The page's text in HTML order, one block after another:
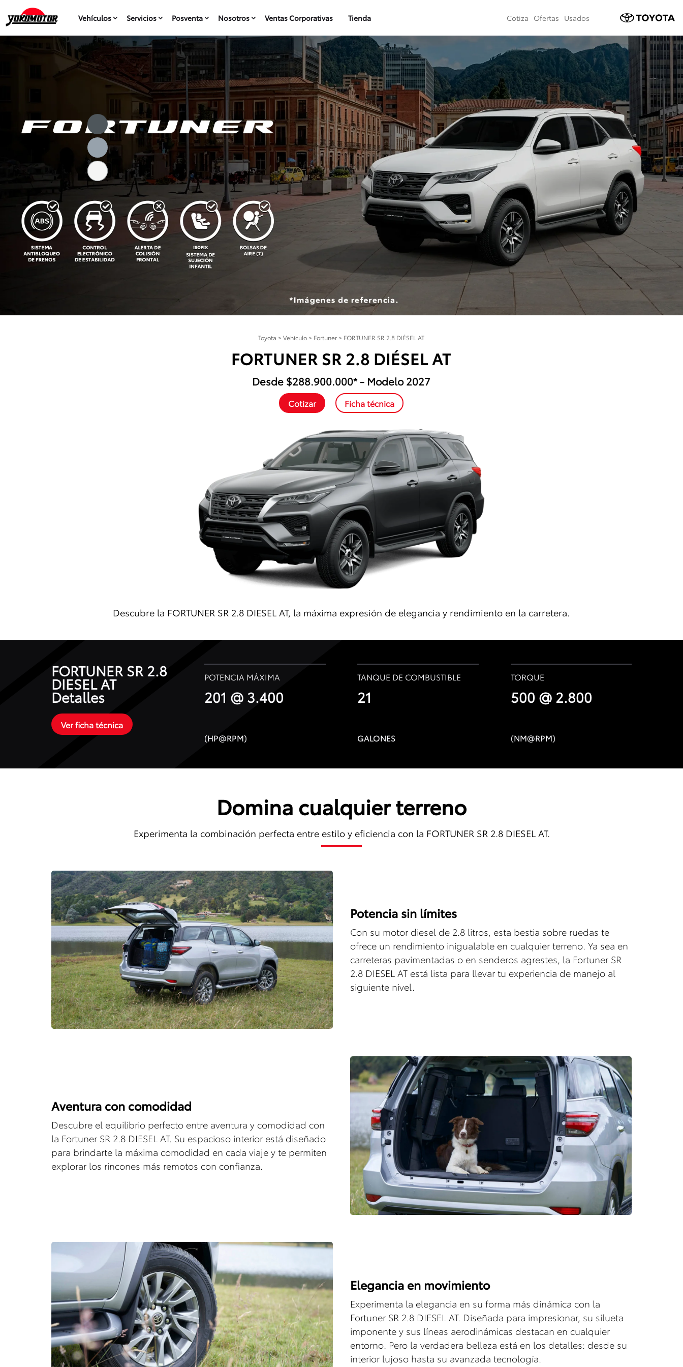
Vehículos Servicios Posventa Nosotros Ventas Corporativas Tienda Cotiza Ofertas Usados
Toyota >Vehículo > Fortuner > FORTUNER SR 2.8 DIÉSEL AT
FORTUNER SR 2.8 DIÉSEL AT
Desde $288.900.000* - Modelo 2027
Cotizar Ficha técnica
Descubre la FORTUNER SR 2.8 DIESEL AT, la máxima expresión de elegancia y rendimiento en la carretera.
FORTUNER SR 2.8
DIESEL AT
Detalles
Ver ficha técnica
POTENCIA MÁXIMA
201 @ 3.400
(HP@RPM)
TANQUE DE COMBUSTIBLE
21
GALONES
TORQUE
500 @ 2.800
(NM@RPM)
Domina cualquier terreno
Experimenta la combinación perfecta entre estilo y eficiencia con la FORTUNER SR 2.8 DIESEL AT.
Potencia sin límites
Con su motor diesel de 2.8 litros, esta bestia sobre ruedas te
ofrece un rendimiento inigualable en cualquier terreno. Ya sea en
carreteras pavimentadas o en senderos agrestes, la Fortuner SR
2.8 DIESEL AT está lista para llevar tu experiencia de manejo al
siguiente nivel.
Aventura con comodidad
Descubre el equilibrio perfecto entre aventura y comodidad con
la Fortuner SR 2.8 DIESEL AT. Su espacioso interior está diseñado
para brindarte la máxima comodidad en cada viaje y te permiten
explorar los rincones más remotos con confianza.
Elegancia en movimiento
Experimenta la elegancia en su forma más dinámica con la
Fortuner SR 2.8 DIESEL AT. Diseñada para impresionar, su silueta
imponente y sus líneas aerodinámicas destacan en cualquier
entorno. Pero la verdadera belleza está en los detalles: desde su
interior lujoso hasta su avanzada tecnología.